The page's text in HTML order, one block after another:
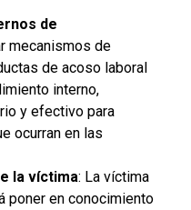
de
mecanismos de
de acoso laboral
interno,
y efectivo para
ocurran en las
la víctima: La víctima
poner en conocimiento